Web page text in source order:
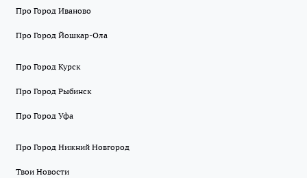
Про Город Иваново
Про Город Йошкар-Ола
Про Город Курск
Про Город Рыбинск
Про Город Уфа
Про Город Нижний Новгород
Твои Новости